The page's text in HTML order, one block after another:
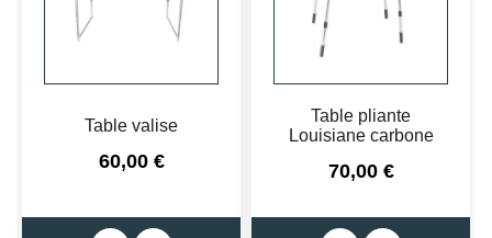
Table valise
Prix
60,00 €
Table pliante
Louisiane carbone
Prix
70,00 €